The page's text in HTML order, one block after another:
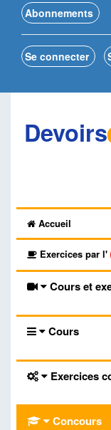
Abonnements
Se connecter
Devoirs
Accueil
Exercices par l'
Cours et
Cours
Exercices
Concours